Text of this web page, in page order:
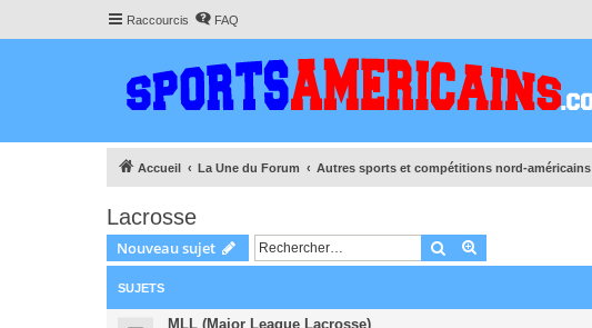
Raccourcis FAQ
Accueil La Une du Forum Autres sports et compétitions nord-américains
Lacrosse
Nouveau sujet Rechercher
SUJETS
MLL (Major League Lacrosse)